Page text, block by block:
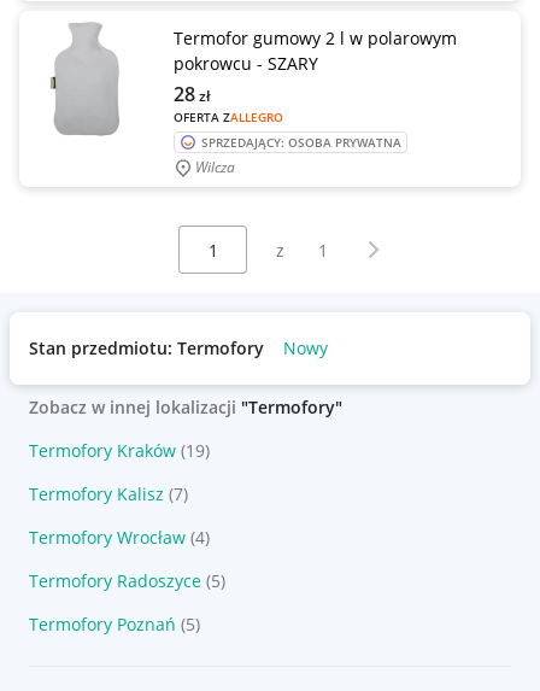
Termofor gumowy 2 l w polarowym
pokrowcu - SZARY
OFERTA ZALLEGRO
28zł
SPRZEDAJĄCY: OSOBA PRYWATNA
Wilcza
Wybierz stronę:
z 1 Następna strona
Stan przedmiotu: Termofory Nowy
Zobacz w innej lokalizacji "Termofory"
Termofory Kraków (19)
Termofory Kalisz (7)
Termofory Wrocław (4)
Termofory Radoszyce (5)
Termofory Poznań (5)